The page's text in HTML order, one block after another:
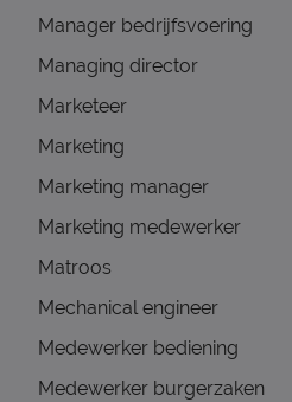
Manager bedrijfsvoering
Managing director
Marketeer
Marketing
Marketing manager
Marketing medewerker
Matroos
Mechanical engineer
Medewerker bediening
Medewerker burgerzaken